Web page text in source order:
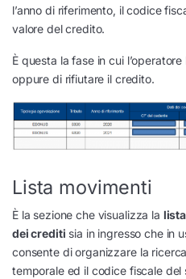
l’anno di riferimento, il codice
valore del credito.
È questa la fase in cui
oppure di rifiutare il credito.
Lista movimenti
È la sezione che visualizza la
dei crediti sia in ingresso che in
consente di organizzare la
temporale ed il codice fiscale